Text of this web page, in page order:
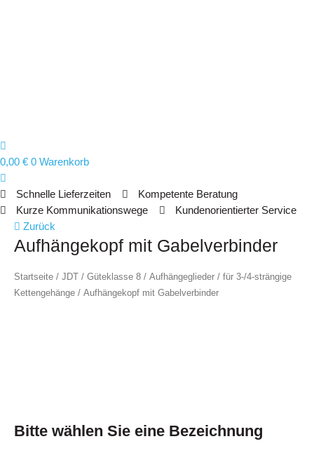
0,00 € 0 Warenkorb
Schnelle Lieferzeiten
Kompetente Beratung
Kurze Kommunikationswege
Kundenorientierter Service
Zurück
Aufhängekopf mit Gabelverbinder
Startseite / JDT / Güteklasse 8 / Aufhängeglieder / für 3-/4-strängige
Kettengehänge / Aufhängekopf mit Gabelverbinder
Bitte wählen Sie eine Bezeichnung
Aufhängekopf
mit
Gabelverbinder
Menge